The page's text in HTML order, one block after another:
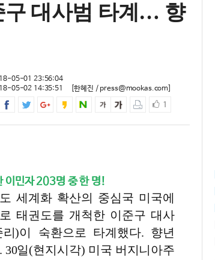
구 대사범 타계… 향
05-01 23:56:04
05-02 14:35:51
[한혜진 / press@mookas.com]
1
이민자 203명 중 한 명!
세계화 확산의 중심국 미국에
태권도를 개척한 이준구 대사
리)이 숙환으로 타계했다. 향년
30일(현지시각) 미국 버지니아주